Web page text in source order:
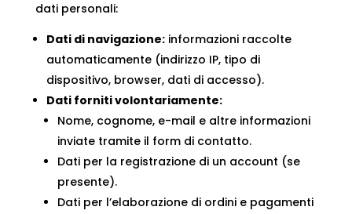
dati personali:
Dati di navigazione:informazioni raccolte
automaticamente (indirizzo IP, tipo di
dispositivo, browser, dati di accesso).
Dati forniti volontariamente:
Nome, cognome, e-mail e altre informazioni
inviate tramite il form di contatto.
Dati per la registrazione di un account (se
presente).
Dati per l’elaborazione di ordini e pagamenti